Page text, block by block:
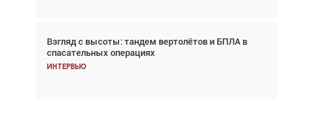
Взгляд с высоты: тандем вертолётов и БПЛА в
спасательных операциях
Интервью
Частный самолёт – это актив. Подходите к
покупке соответствующим образом
Интервью